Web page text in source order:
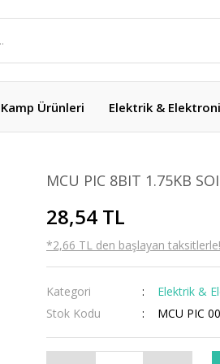
Kamp Ürünleri Elektrik &
MCU PIC 8BIT 1.75KB
28,54 TL
*2,66 TL den başlayan taksitlerle!
Kategori
Elektrik &
Stok Kodu
MCU PIC